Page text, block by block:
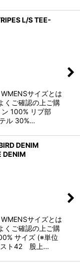
L/S TEE-
サイズとは
くご確認の上ご購
100% リブ部
ル 30%…
DENIM
DENIM
サイズとは
くご確認の上ご購
サイズ (※単位
スト42 股上…